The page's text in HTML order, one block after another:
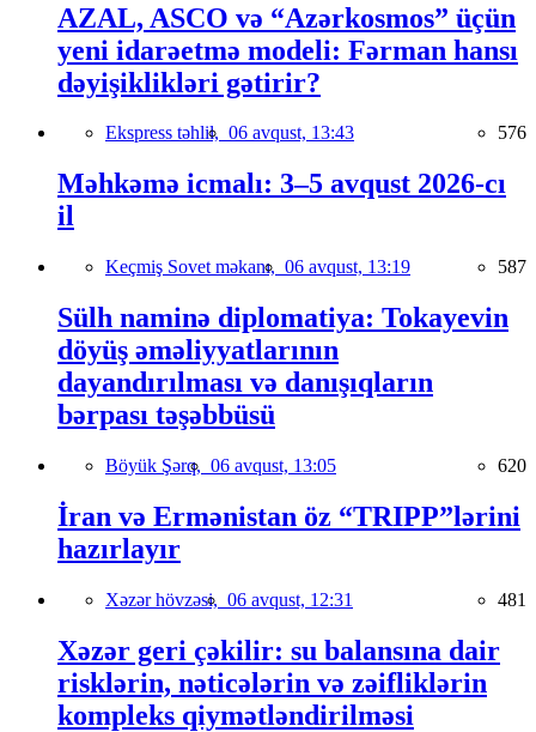
AZAL, ASCO və “Azərkosmos” üçün
yeni idarəetmə modeli: Fərman hansı
dəyişiklikləri gətirir?
Ekspress təhlil, 06 avqust, 13:43 576
Məhkəmə icmalı: 3–5 avqust 2026-cı
il
Keçmiş Sovet məkanı, 06 avqust, 13:19 587
Sülh naminə diplomatiya: Tokayevin
döyüş əməliyyatlarının
dayandırılması və danışıqların
bərpası təşəbbüsü
Böyük Şərq, 06 avqust, 13:05 620
İran və Ermənistan öz “TRIPP”lərini
hazırlayır
Xəzər hövzəsi, 06 avqust, 12:31 481
Xəzər geri çəkilir: su balansına dair
risklərin, nəticələrin və zəifliklərin
kompleks qiymətləndirilməsi